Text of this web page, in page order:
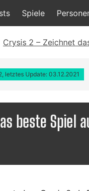
Spiele
Crysis 2 – Zeichnet
letztes Update: 03.12.2021
beste Spiel